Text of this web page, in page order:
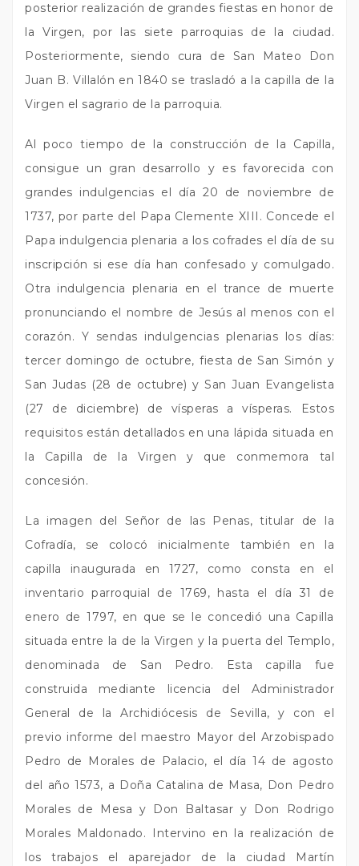
posterior realización de grandes fiestas en honor de
la Virgen, por las siete parroquias de la ciudad.
Posteriormente, siendo cura de San Mateo Don
Juan B. Villalón en 1840 se trasladó a la capilla de la
Virgen el sagrario de la parroquia.
Al poco tiempo de la construcción de la Capilla,
consigue un gran desarrollo y es favorecida con
grandes indulgencias el día 20 de noviembre de
1737, por parte del Papa Clemente XIII. Concede el
Papa indulgencia plenaria a los cofrades el día de su
inscripción si ese día han confesado y comulgado.
Otra indulgencia plenaria en el trance de muerte
pronunciando el nombre de Jesús al menos con el
corazón. Y sendas indulgencias plenarias los días:
tercer domingo de octubre, fiesta de San Simón y
San Judas (28 de octubre) y San Juan Evangelista
(27 de diciembre) de vísperas a vísperas. Estos
requisitos están detallados en una lápida situada en
la Capilla de la Virgen y que conmemora tal
concesión.
La imagen del Señor de las Penas, titular de la
Cofradía, se colocó inicialmente también en la
capilla inaugurada en 1727, como consta en el
inventario parroquial de 1769, hasta el día 31 de
enero de 1797, en que se le concedió una Capilla
situada entre la de la Virgen y la puerta del Templo,
denominada de San Pedro. Esta capilla fue
construida mediante licencia del Administrador
General de la Archidiócesis de Sevilla, y con el
previo informe del maestro Mayor del Arzobispado
Pedro de Morales de Palacio, el día 14 de agosto
del año 1573, a Doña Catalina de Masa, Don Pedro
Morales de Mesa y Don Baltasar y Don Rodrigo
Morales Maldonado. Intervino en la realización de
los trabajos el aparejador de la ciudad Martín